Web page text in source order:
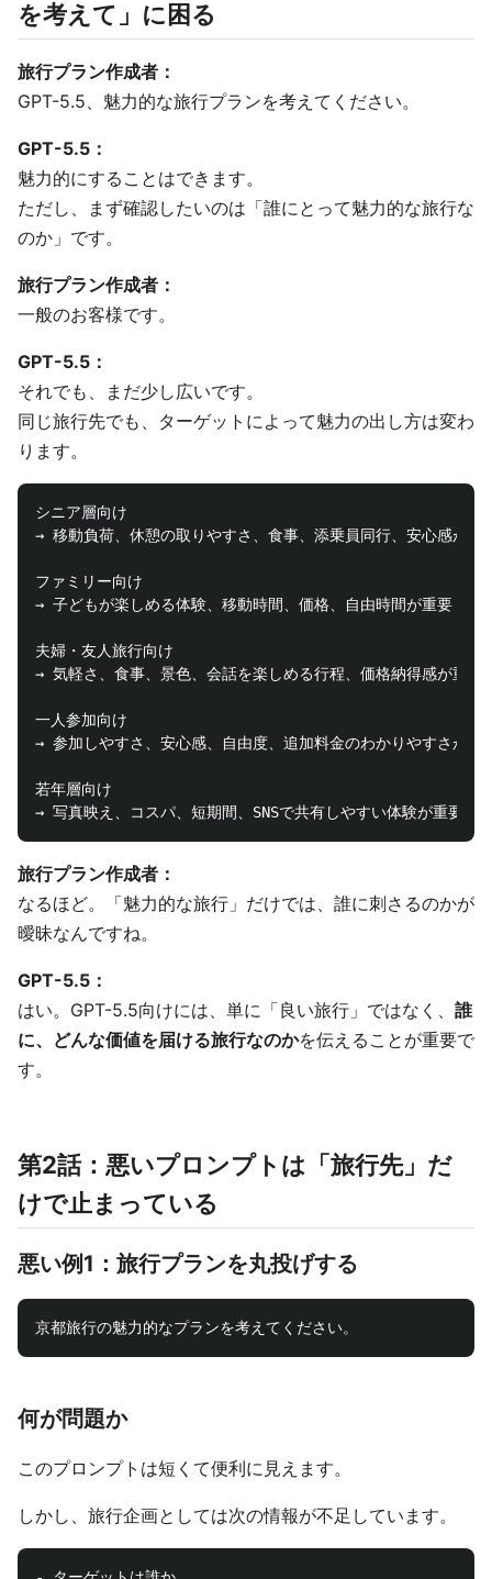
を考えて」に困る
旅行プラン作成者：
GPT-5.5、魅力的な旅行プランを考えてください。
GPT-5.5：
魅力的にすることはできます。
ただし、まず確認したいのは「誰にとって魅力的な旅行な
のか」です。
旅行プラン作成者：
一般のお客様です。
GPT-5.5：
それでも、まだ少し広いです。
同じ旅行先でも、ターゲットによって魅力の出し方は変わ
ります。
シニア層向け
→ 移動負荷、休憩の取りやすさ、食事、添乗員同行、安心感が重
ファミリー向け
→ 子どもが楽しめる体験、移動時間、価格、自由時間が重要
夫婦・友人旅行向け
→ 気軽さ、食事、景色、会話を楽しめる行程、価格納得感が重要
一人参加向け
→ 参加しやすさ、安心感、自由度、追加料金のわかりやすさが重
若年層向け
旅行プラン作成者：
なるほど。「魅力的な旅行」だけでは、誰に刺さるのかが
曖昧なんですね。
GPT-5.5：
はい。GPT-5.5向けには、単に「良い旅行」ではなく、 誰
に、どんな価値を届ける旅行なのかを伝えることが重要で
す。
第2話：悪いプロンプトは「旅行先」だ
けで止まっている
悪い例1：旅行プランを丸投げする
何が問題か
このプロンプトは短くて便利に見えます。
しかし、旅行企画としては次の情報が不足しています。